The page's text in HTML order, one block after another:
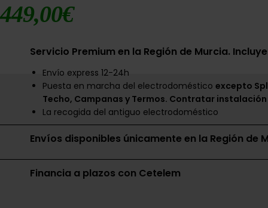
449,00€
Servicio Premium en la Región de Murcia.
Envío express 12-24h
Puesta en marcha del electrodoméstico excepto
Techo, Campanas y Termos. Contratar
La recogida del antiguo electrodoméstico
Envíos disponibles únicamente en la Región de
Financia a plazos con Cetelem